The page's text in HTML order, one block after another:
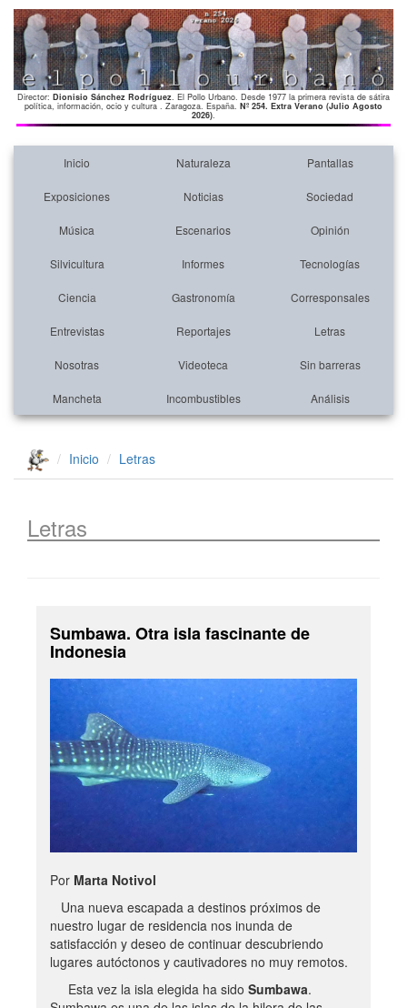
Director: Dionisio Sánchez Rodríguez. El Pollo Urbano. Desde 1977 la primera revista de sátira
política, información, ocio y cultura . Zaragoza. España. Nº 254. Extra Verano (Julio Agosto
2026).
Inicio Naturaleza Pantallas
Exposiciones Noticias Sociedad
Música Escenarios Opinión
Silvicultura Informes Tecnologías
Ciencia Gastronomía Corresponsales
Entrevistas Reportajes Letras
Nosotras Videoteca Sin barreras
Mancheta Incombustibles Análisis
Inicio Letras
Letras
Sumbawa. Otra isla fascinante de
Indonesia
Por Marta Notivol
Una nueva escapada a destinos próximos de
nuestro lugar de residencia nos inunda de
satisfacción y deseo de continuar descubriendo
lugares autóctonos y cautivadores no muy remotos.
Esta vez la isla elegida ha sido Sumbawa.